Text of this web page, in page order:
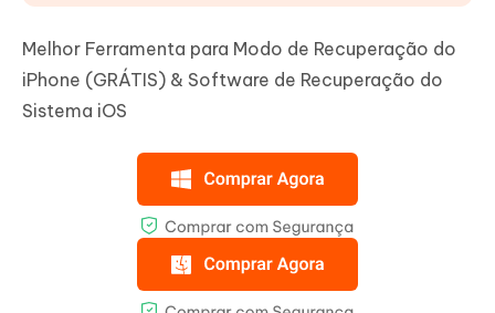
Melhor Ferramenta para Modo de Recuperação do
iPhone (GRÁTIS) & Software de Recuperação do
Sistema iOS